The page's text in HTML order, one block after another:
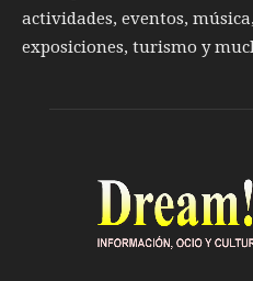
actividades, eventos,
exposiciones, turismo y